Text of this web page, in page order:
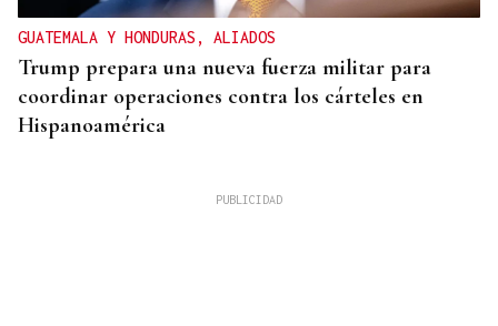
GUATEMALA Y HONDURAS, ALIADOS
Trump prepara una nueva fuerza militar para
coordinar operaciones contra los cárteles en
Hispanoamérica